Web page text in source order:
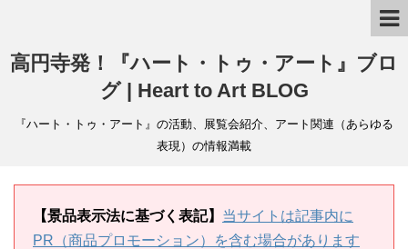
高円寺発！『ハート・トゥ・アート』ブロ
グ | Heart to Art BLOG
『ハート・トゥ・アート』の活動、展覧会紹介、アート関連（あらゆる
表現）の情報満載
【景品表示法に基づく表記】 当サイトは記事内に
PR（商品プロモーション）を含む場合があります